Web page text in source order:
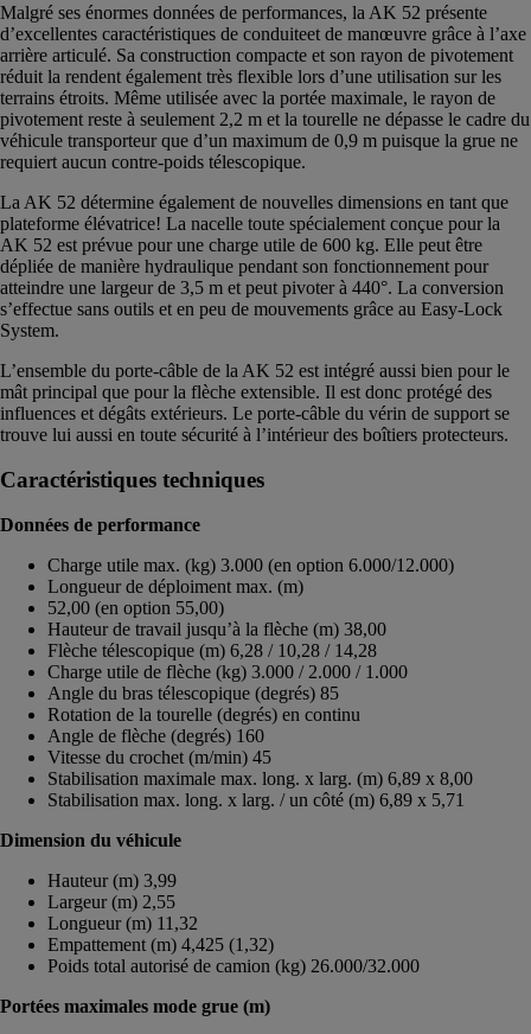
Malgré ses énormes données de performances, la AK 52 présente
d’excellentes caractéristiques de conduiteet de manœuvre grâce à l’axe
arrière articulé. Sa construction compacte et son rayon de pivotement
réduit la rendent également très flexible lors d’une utilisation sur les
terrains étroits. Même utilisée avec la portée maximale, le rayon de
pivotement reste à seulement 2,2 m et la tourelle ne dépasse le cadre du
véhicule transporteur que d’un maximum de 0,9 m puisque la grue ne
requiert aucun contre-poids télescopique.
La AK 52 détermine également de nouvelles dimensions en tant que
plateforme élévatrice! La nacelle toute spécialement conçue pour la
AK 52 est prévue pour une charge utile de 600 kg. Elle peut être
dépliée de manière hydraulique pendant son fonctionnement pour
atteindre une largeur de 3,5 m et peut pivoter à 440°. La conversion
s’effectue sans outils et en peu de mouvements grâce au Easy-Lock
System.
L’ensemble du porte-câble de la AK 52 est intégré aussi bien pour le
mât principal que pour la flèche extensible. Il est donc protégé des
influences et dégâts extérieurs. Le porte-câble du vérin de support se
trouve lui aussi en toute sécurité à l’intérieur des boîtiers protecteurs.
Caractéristiques techniques
Données de performance
Charge utile max. (kg) 3.000 (en option 6.000/12.000)
Longueur de déploiment max. (m)
52,00 (en option 55,00)
Hauteur de travail jusqu’à la flèche (m) 38,00
Flèche télescopique (m) 6,28 / 10,28 / 14,28
Charge utile de flèche (kg) 3.000 / 2.000 / 1.000
Angle du bras télescopique (degrés) 85
Rotation de la tourelle (degrés) en continu
Angle de flèche (degrés) 160
Vitesse du crochet (m/min) 45
Stabilisation maximale max. long. x larg. (m) 6,89 x 8,00
Stabilisation max. long. x larg. / un côté (m) 6,89 x 5,71
Dimension du véhicule
Hauteur (m) 3,99
Largeur (m) 2,55
Longueur (m) 11,32
Empattement (m) 4,425 (1,32)
Poids total autorisé de camion (kg) 26.000/32.000
Portées maximales mode grue (m)